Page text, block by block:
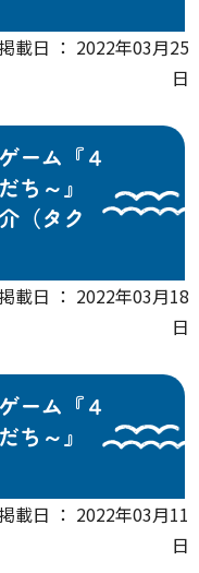
載日 ： 2022年03月25
日
ーム『４
ち～』
（タク
載日 ： 2022年03月18
日
ーム『４
だち～』
載日 ： 2022年03月11
日